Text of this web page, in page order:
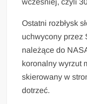
Ostatni rozbłysk
uchwycony przez
należące do
koronalny wyrzut
skierowany w
dotrzeć.